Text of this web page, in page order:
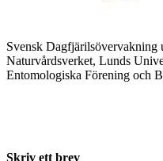
Svensk Dagfjärilsövervakning
Naturvårdsverket, Lunds
Entomologiska Förening och
Skriv ett brev